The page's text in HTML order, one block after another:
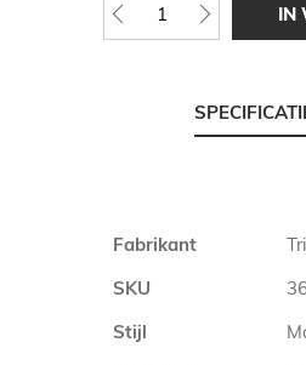
IN
Meer
Fabrikant
SKU
Stijl